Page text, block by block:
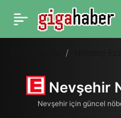
Nevşehir
Nevşehir için güncel